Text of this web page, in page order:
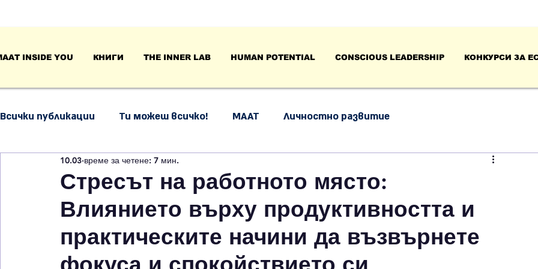
INSIDE YOU КНИГИ THE INNER LAB HUMAN POTENTIAL CONSCIOUS LEADERSHIP КОНКУРСИ ЗА
Всички публикации Ти можеш всичко! МААТ Личностно развитие
Психология на поведението Успех, работа и лидерство
Размисли и анализи
Стресът на работното място:
Влиянието върху продуктивността и
практическите начини да възвърнете
10.03 време за четене: 7 мин.